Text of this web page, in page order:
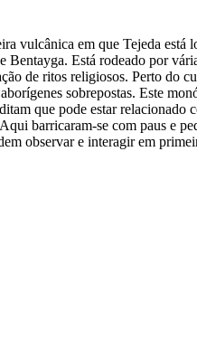
vulcânica em que Tejeda está
Está rodeado por
de ritos religiosos. Perto do
sobrepostas. Este
que pode estar relacionado
barricaram-se com paus e
observar e interagir em